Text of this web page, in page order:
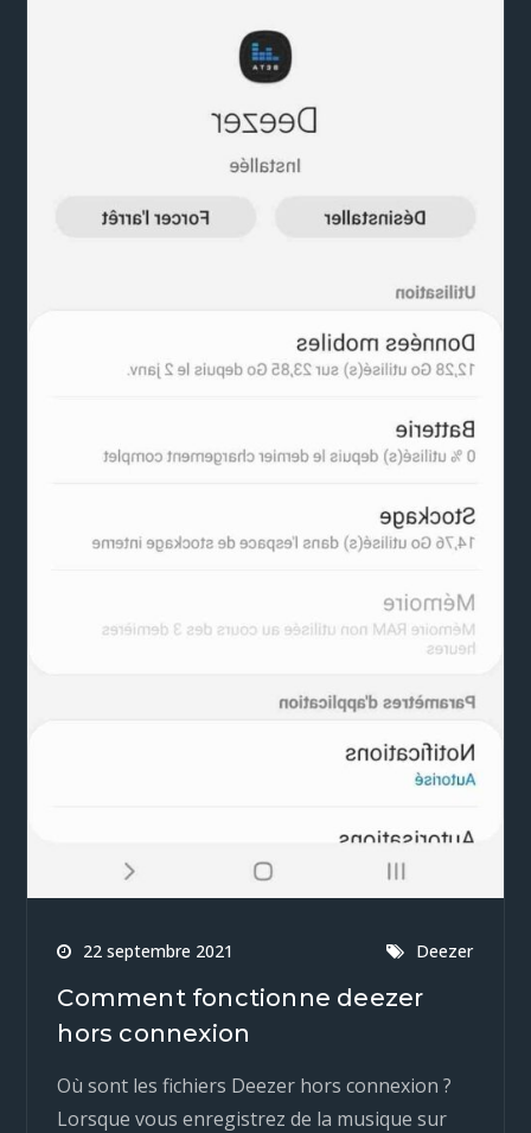
22 septembre 2021 Deezer
Comment fonctionne deezer
hors connexion
Où sont les fichiers Deezer hors connexion ?
Lorsque vous enregistrez de la musique sur